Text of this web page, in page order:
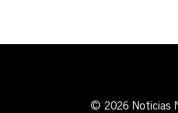
© 2026 Noticias